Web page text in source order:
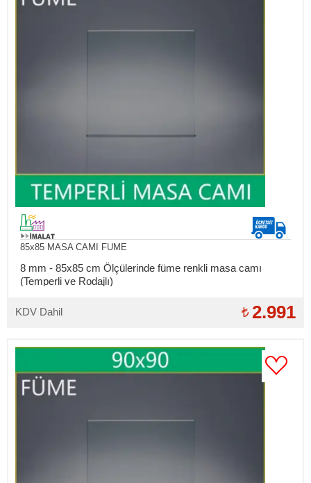
85x85 MASA CAMI FUME
8 mm - 85x85 cm Ölçülerinde füme renkli masa camı
(Temperli ve Rodajlı)
KDV Dahil 2.991